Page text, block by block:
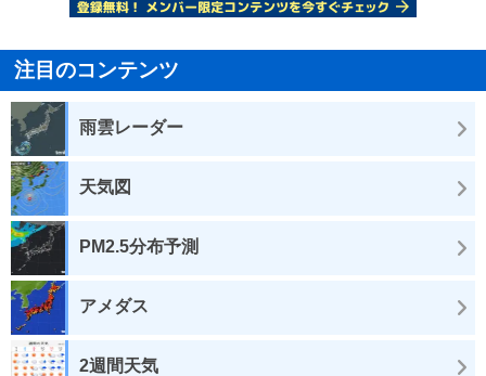
注目のコンテンツ
雨雲レーダー
天気図
PM2.5分布予測
アメダス
2週間天気